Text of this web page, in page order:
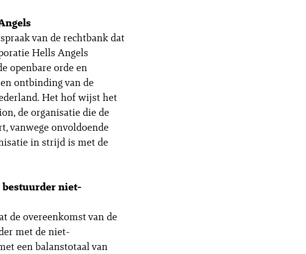
van de rechtbank dat
Hells Angels
openbare orde en
ontbinding van de
Het hof wijst het
de organisatie die de
vanwege onvoldoende
in strijd is met de
niet-
de overeenkomst van de
met de niet-
een balanstotaal van